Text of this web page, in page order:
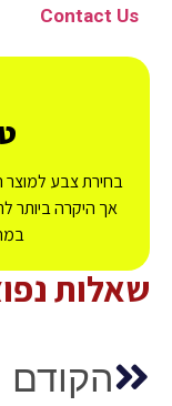
Contact Us
בחירת צבע למוצר
אך היקרה ביותר
שאלות
הקודם